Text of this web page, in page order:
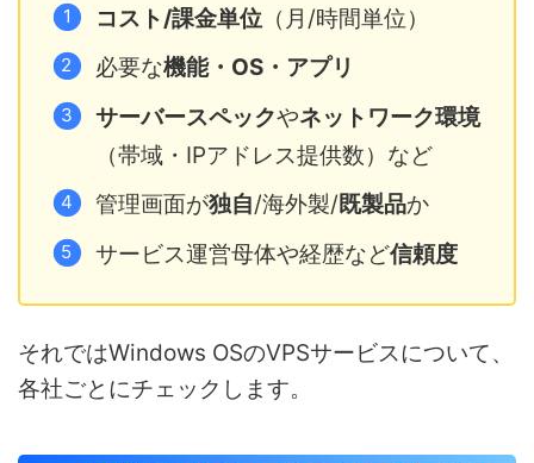
コスト/課金単位（月/時間単位）
必要な機能・OS・アプリ
サーバースペックやネットワーク環境
（帯域・IPアドレス提供数）など
管理画面が独自/海外製/既製品か
サービス運営母体や経歴など信頼度
それではWindows OSのVPSサービスについて、
各社ごとにチェックします。